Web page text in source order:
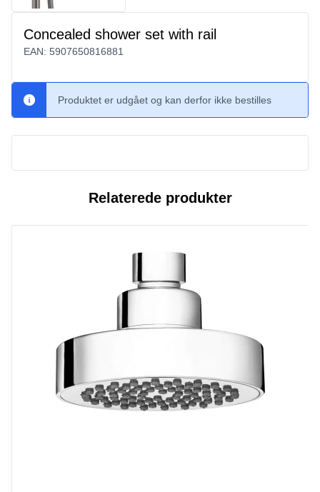
Concealed shower set with rail
EAN: 5907650816881
Produktet er udgået og kan derfor ikke bestilles
Relaterede produkter